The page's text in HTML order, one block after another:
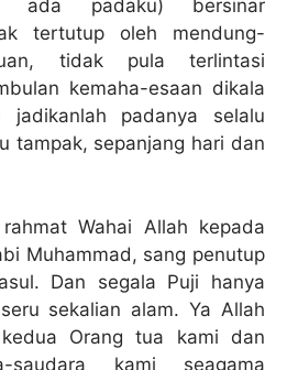
ada padaku) bersinar
tertutup oleh mendung-
tidak pula terlintasi
kemaha-esaan dikala
jadikanlah padanya selalu
tampak, sepanjang hari dan
Wahai Allah kepada
Muhammad, sang penutup
Dan segala Puji hanya
sekalian alam. Ya Allah
Orang tua kami dan
saudara kami seagama